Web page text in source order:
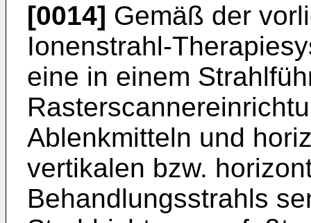
[0014] Gemäß der
Ionenstrahl-
eine in einem
Ablenkmitteln und
vertikalen bzw.
Behandlungsstrahls